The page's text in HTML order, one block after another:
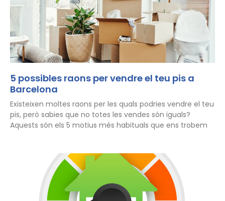
5 possibles raons per vendre el teu pis a
Barcelona
Existeixen moltes raons per les quals podries vendre el teu
pis, però sabies que no totes les vendes són iguals?
Aquests són els 5 motius més habituals que ens trobem